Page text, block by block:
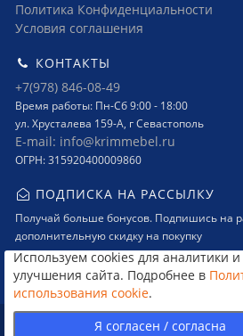
Используем cookies для аналитики и
улучшения сайта. Подробнее в
использования cookie.
Политика Конфиденциальности
Условия соглашения
КОНТАКТЫ
+7(978) 846-08-49
Время работы: Пн-Сб 9:00 - 18:00
ул. Хрусталева 159-А, г Севастополь
E-mail: info@krimmebel.ru
ОГРН: 315920400009860
ПОДПИСКА НА РАССЫЛКУ
Получай больше бонусов. Подпишись на
дополнительную скидку на покупку